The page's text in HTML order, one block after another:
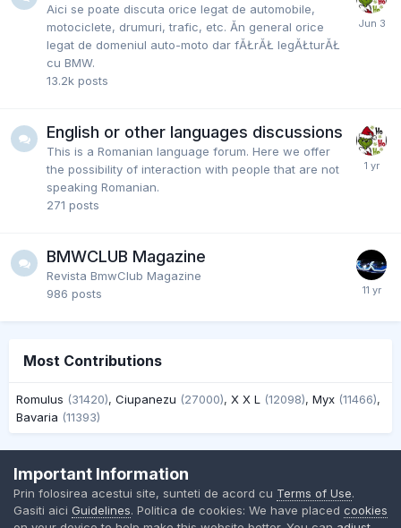
Aici se poate discuta orice legat de automobile,
motociclete, drumuri, trafic, etc. Ăn general orice
legat de domeniul auto-moto dar fĂŁrĂŁ legĂŁturĂŁ
cu BMW.
13.2k posts
English or other languages discussions
This is a Romanian language forum. Here we offer
the possibility of interaction with people that are not
speaking Romanian.
271 posts
BMWCLUB Magazine
Revista BmwClub Magazine
986 posts
Most Contributions
Romulus (31420), Ciupanezu (27000), X X L (12098), Myx (11466),
Bavaria (11393)
Contact Us
BMW Club Romania
Powered by Invision Community
Important Information
Prin folosirea acestui site, sunteti de acord cu Terms of Use.
Gasiti aici Guidelines. Politica de cookies: We have placed cookies